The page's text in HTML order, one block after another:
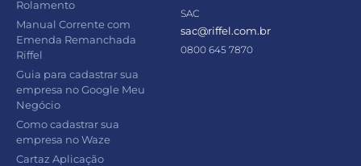
Rolamento
Manual Corrente com
Emenda Remanchada
Riffel
Guia para cadastrar sua
empresa no Google Meu
Negócio
Como cadastrar sua
empresa no Waze
Cartaz Aplicação
SAC
sac@riffel.com.br
0800 645 7870